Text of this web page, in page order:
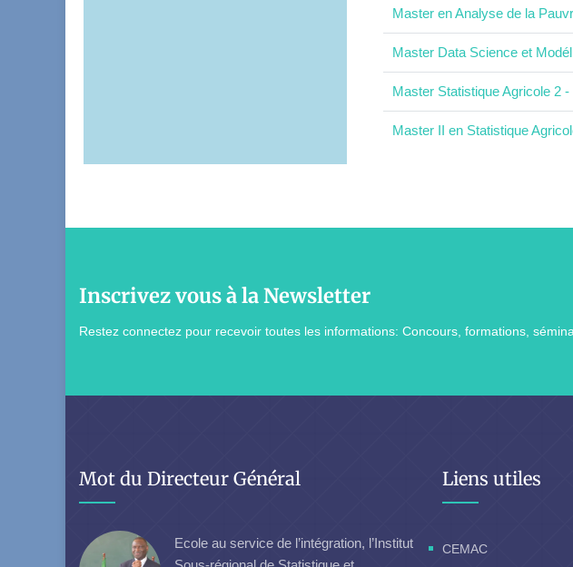
Master en Analyse de la
Master Data Science et
Master Statistique Agricole 2 -
Master II en Statistique
Inscrivez vous à la Newsletter
Restez connectez pour recevoir toutes les informations: Concours, formations,
Mot du Directeur Général
Ecole au service de l’intégration, l’Institut
Liens utiles
CEMAC